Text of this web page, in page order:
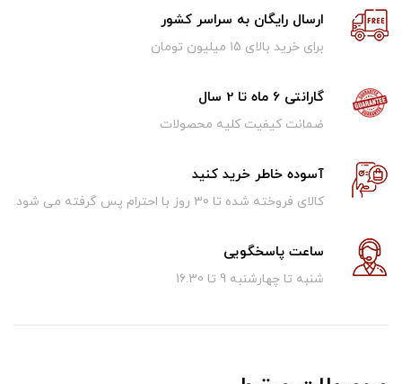
ارسال رایگان به سراسر کشور
برای خرید بالای ۱5 میلیون تومان
گارانتی 6 ماه تا 2 سال
ضمانت کیفیت کلیه محصولات
آسوده خاطر خرید کنید
کالای فروخته شده تا 30 روز با احترام پس گرفته می شود.
ساعت پاسخگویی
شنبه تا چهارشنبه 9 تا 16.30